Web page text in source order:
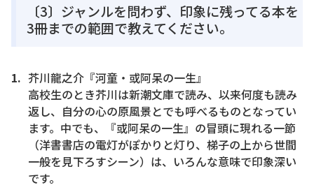
〔3〕ジャンルを問わず、印象に残ってる本を
3冊までの範囲で教えてください。
芥川龍之介『河童・或阿呆の一生』
高校生のとき芥川は新潮文庫で読み、以来何度も読み
返し、自分の心の原風景とでも呼べるものとなってい
ます。中でも、『或阿呆の一生』の冒頭に現れる一節
（洋書書店の電灯がぽかりと灯り、梯子の上から世間
一般を見下ろすシーン）は、いろんな意味で印象深い
です。